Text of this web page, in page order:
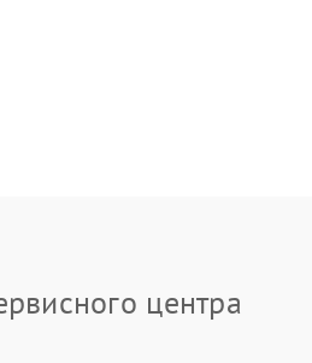
центра